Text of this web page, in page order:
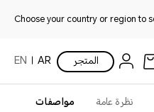
Choose your country or region to
المتجر AR
EN
نظرة عامة مواصفات